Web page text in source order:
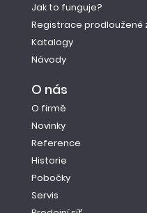
Jak to funguje?
Registrace prodloužené
Katalogy
Návody
O nás
O firmě
Novinky
Reference
Historie
Pobočky
Servis